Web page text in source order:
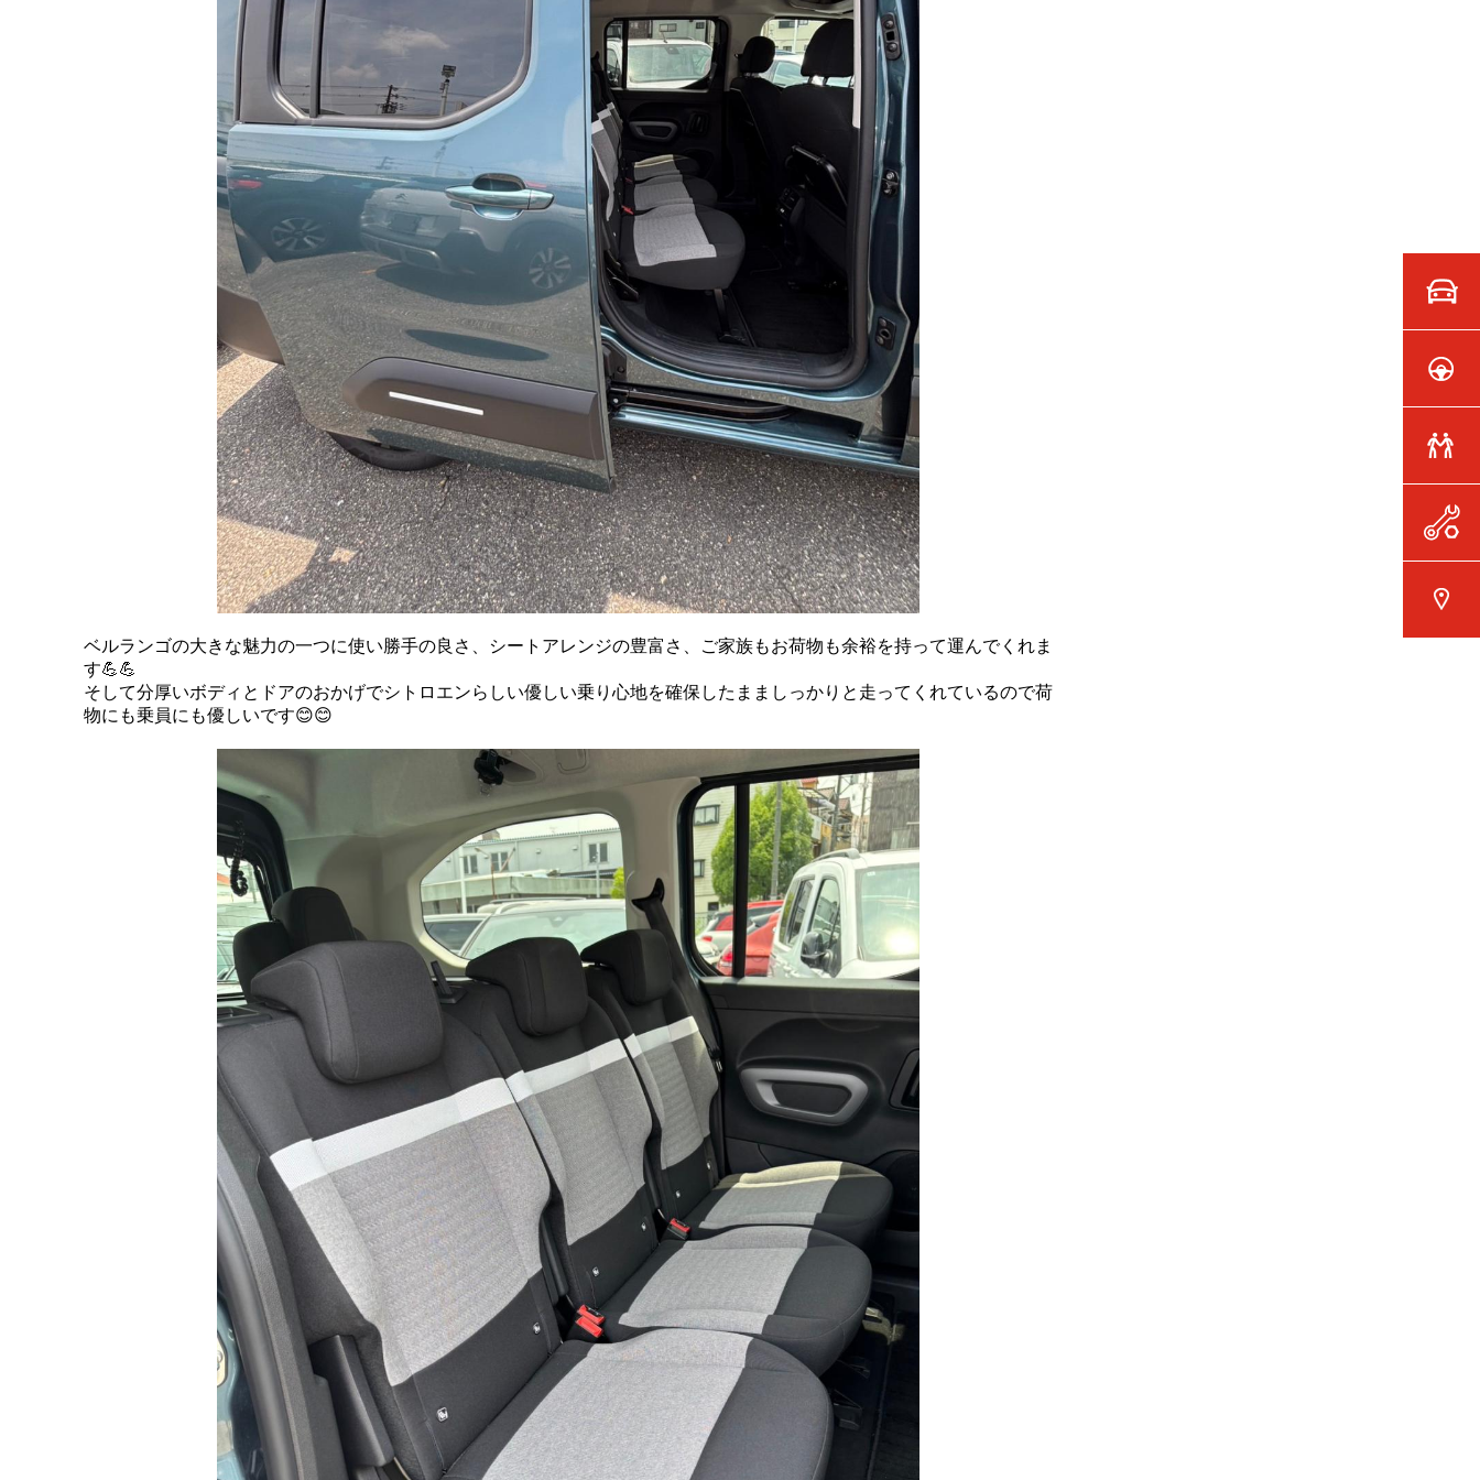
ベルランゴの大きな魅力の一つに使い勝手の良さ、シートアレンジの豊富さ、ご家族もお荷物も余裕を持って運んでくれま
す💪💪
そして分厚いボディとドアのおかげでシトロエンらしい優しい乗り心地を確保したまましっかりと走ってくれているので荷
物にも乗員にも優しいです😊😊